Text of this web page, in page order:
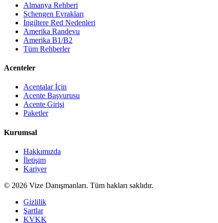
Almanya Rehberi
Schengen Evrakları
İngiltere Red Nedenleri
Amerika Randevu
Amerika B1/B2
Tüm Rehberler
Acenteler
Acentalar İçin
Acente Başvurusu
Acente Girişi
Paketler
Kurumsal
Hakkımızda
İletişim
Kariyer
© 2026 Vize Danışmanları. Tüm hakları saklıdır.
Gizlilik
Şartlar
KVKK